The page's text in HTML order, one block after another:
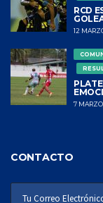
RCD
12
7
CONTACTO